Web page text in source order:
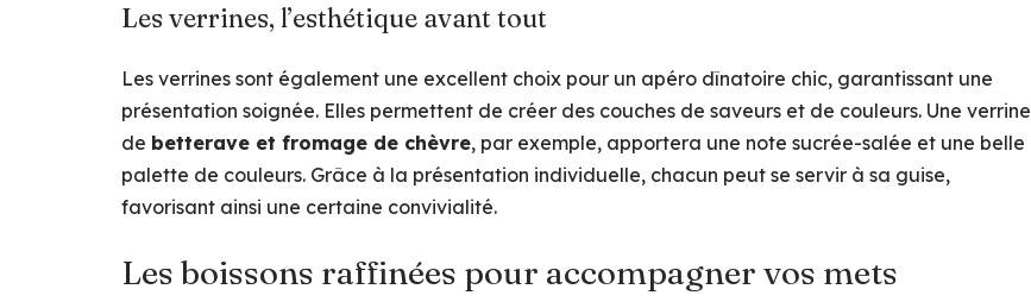
Les verrines, l’esthétique avant tout
Les verrines sont également une excellent choix pour un apéro dînatoire chic, garantissant une
présentation soignée. Elles permettent de créer des couches de saveurs et de couleurs. Une verrine
de betterave et fromage de chèvre, par exemple, apportera une note sucrée-salée et une belle
palette de couleurs. Grâce à la présentation individuelle, chacun peut se servir à sa guise,
favorisant ainsi une certaine convivialité.
Les boissons raffinées pour accompagner vos mets